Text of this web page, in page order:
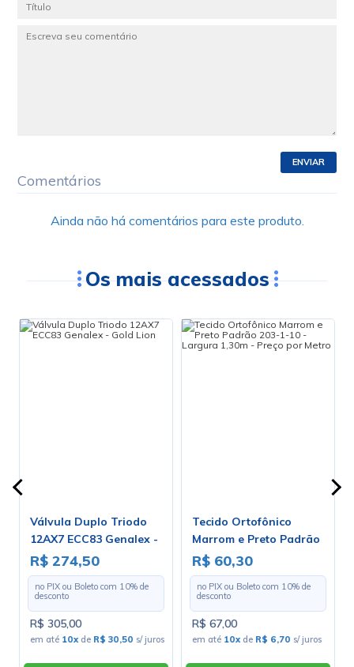
ENVIAR
Comentários
Ainda não há comentários para este produto.
Os mais acessados
Válvula Duplo Triodo
12AX7 ECC83 Genalex -
Gold Lion
R$ 274,50
no PIX ou Boleto com 10% de
desconto
R$ 305,00
em até 10xde R$ 30,50 s/ juros
Tecido Ortofônico
Marrom e Preto Padrão
203-1-10 - Largura 1,30m
- Preço por Metro
R$ 60,30
no PIX ou Boleto com 10% de
desconto
R$ 67,00
em até 10xde R$ 6,70 s/ juros